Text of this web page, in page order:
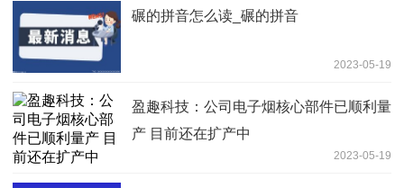
碾的拼音怎么读_碾的拼音
2023-05-19
盈趣科技：公司电子烟核心部件已顺利量
产 目前还在扩产中
2023-05-19